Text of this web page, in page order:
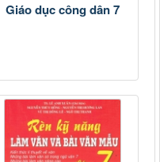
Giáo dục công dân 7